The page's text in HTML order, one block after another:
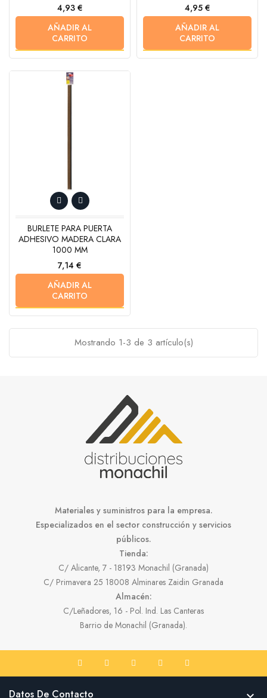
Precio
4,93 €
AÑADIR AL
CARRITO
Precio
4,95 €
AÑADIR AL
CARRITO
BURLETE PARA PUERTA
ADHESIVO MADERA CLARA
1000 MM
Precio
7,14 €
AÑADIR AL
CARRITO
Mostrando 1-3 de 3 artículo(s)
Materiales y suministros para la empresa.
Especializados en el sector construcción y servicios
públicos.
Tienda:
C/ Alicante, 7 - 18193 Monachil (Granada)
C/ Primavera 25 18008 Alminares Zaidin Granada
Almacén:
C/Leñadores, 16 - Pol. Ind. Las Canteras
Barrio de Monachil (Granada).
Datos De Contacto